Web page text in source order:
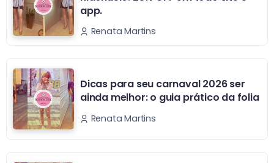
app.
Renata Martins
Dicas para seu carnaval 2026 ser
ainda melhor: o guia prático da folia
Renata Martins